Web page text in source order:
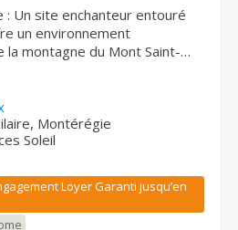
un environnement
la montagne du Mont Saint-
par la beauté de la nature
au rythme des saisons, ainsi
et aux petits animaux y
est située à proximité d'un
et du Musée des Beaux-arts
sentier pédestre près du
Soleil, passe en bordure du
de nos résidents.
: Logements abordables
Montérégie
Soleil
Loyer Garanti jusqu’en